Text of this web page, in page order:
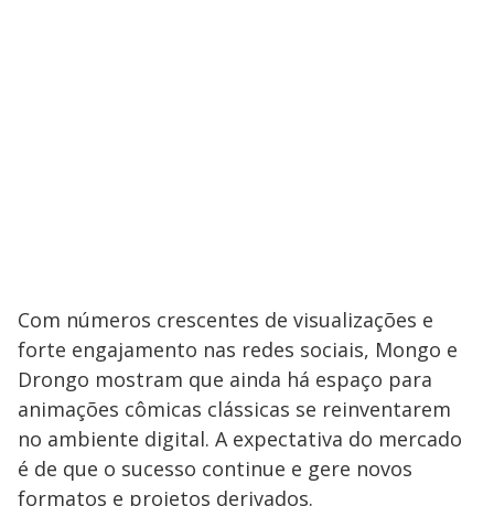
Com números crescentes de visualizações e
forte engajamento nas redes sociais, Mongo e
Drongo mostram que ainda há espaço para
animações cômicas clássicas se reinventarem
no ambiente digital. A expectativa do mercado
é de que o sucesso continue e gere novos
formatos e projetos derivados.